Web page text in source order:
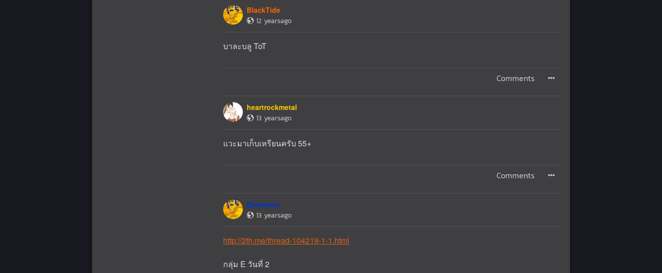
BlackTide
12 yearsago
บาละบลู ToT
Comments
heartrockmetal
13 yearsago
แวะมาเก็บเหรียนครับ 55+
Comments
Darkseerc
13 yearsago
http://2th.me/thread-104219-1-1.html
กลุ่ม E วันที่ 2